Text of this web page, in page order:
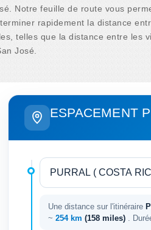
Notre feuille de route vous
rapidement la distance
telles que la distance entre les
José.
ESPACEMENT
Une distance sur l'itinéraire
~ 254 km (158 miles) .